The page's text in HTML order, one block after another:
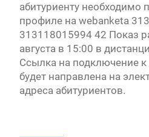
абитуриенту необходимо
профиле на webanketa
313118015994 42 Показ
августа в 15:00 в
Ссылка на подключение
будет направлена на
адреса абитуриентов.